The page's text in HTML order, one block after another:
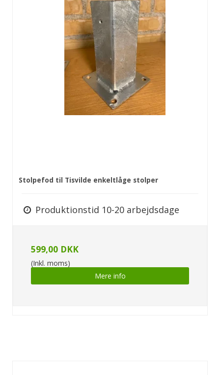
Stolpefod til Tisvilde enkeltlåge stolper
Produktionstid 10-20 arbejdsdage
599,00 DKK
(Inkl. moms)
Mere info